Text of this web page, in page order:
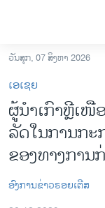
ເຂົ້າ
ຫາ
ຂ້າມ
ຂ້າມ
ຂ້າມ
ໄປ
ຫາ
ຊອກ
ລາວ
ອາເມຣິກາ
ການເລືອກຕັ້ງ ປະທາ
ວັນສຸກ, 07 ສິງຫາ 2026
ເອເຊຍ
ຜູ້​ນຳ​ເກົາ​ຫຼີ​ເໜື
ລັດ​ໃນ​ການ​ກະ​
ຂອງ​ທາງ​ການ​
ອົງການຂ່າວຣອຍເຕີສ